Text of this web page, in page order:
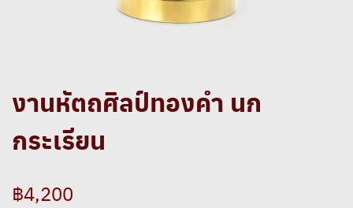
งานหัตถศิลป์ทองคำ นก
กระเรียน
฿4,200